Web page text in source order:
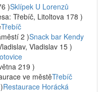
)Sklípek U Lorenzů
Třebíč, Litoltova 178 )
Třebíč
2 )Snack bar Kendy
Vladislav 15 )
219 )
ve městěTřebíč
Restaurace Horácká